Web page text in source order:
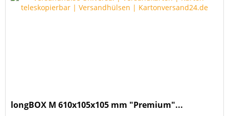
longBOX M 610x105x105 mm "Premium"...